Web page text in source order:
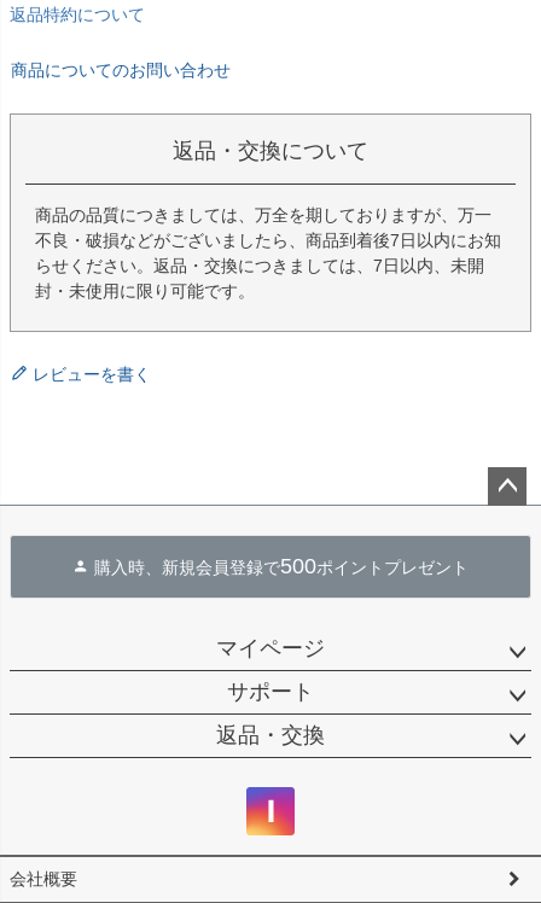
返品特約について
商品についてのお問い合わせ
返品・交換について
商品の品質につきましては、万全を期しておりますが、万一
不良・破損などがございましたら、商品到着後7日以内にお知
らせください。返品・交換につきましては、7日以内、未開
封・未使用に限り可能です。
レビューを書く
へ
購入時、新規会員登録で500ポイントプレゼント
マイページ
サポート
返品・交換
会社概要